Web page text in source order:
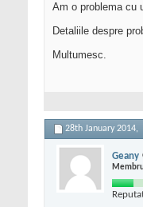
Am o problema cu
Detaliile despre
Multumesc.
28th January 2014,
Geany